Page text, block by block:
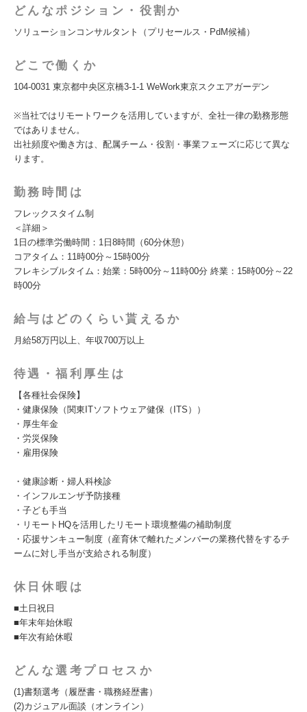
どんなポジション・役割か
ソリューションコンサルタント（プリセールス・PdM候補）
どこで働くか
104-0031 東京都中央区京橋3-1-1 WeWork東京スクエアガーデン
※当社ではリモートワークを活用していますが、全社一律の勤務形態
ではありません。
出社頻度や働き方は、配属チーム・役割・事業フェーズに応じて異な
ります。
勤務時間は
フレックスタイム制
＜詳細＞
1日の標準労働時間：1日8時間（60分休憩）
コアタイム：11時00分～15時00分
フレキシブルタイム：始業：5時00分～11時00分 終業：15時00分～22
時00分
給与はどのくらい貰えるか
月給58万円以上、年収700万以上
待遇・福利厚生は
【各種社会保険】
・健康保険（関東ITソフトウェア健保（ITS））
・厚生年金
・労災保険
・雇用保険
・健康診断・婦人科検診
・インフルエンザ予防接種
・子ども手当
・リモートHQを活用したリモート環境整備の補助制度
・応援サンキュー制度（産育休で離れたメンバーの業務代替をするチ
ームに対し手当が支給される制度）
休日休暇は
■土日祝日
■年末年始休暇
■年次有給休暇
どんな選考プロセスか
(1)書類選考（履歴書・職務経歴書）
(2)カジュアル面談（オンライン）